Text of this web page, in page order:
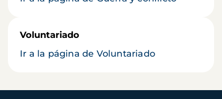
Voluntariado
Ir a la página de Voluntariado